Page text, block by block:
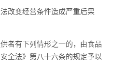
变经营条件造成严重后果
有下列情形之一的，由食品
全法》第八十六条的规定予以